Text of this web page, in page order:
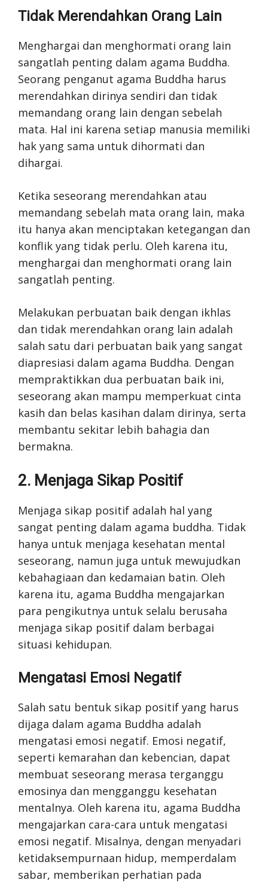
Tidak Merendahkan Orang Lain
Menghargai dan menghormati orang lain
sangatlah penting dalam agama Buddha.
Seorang penganut agama Buddha harus
merendahkan dirinya sendiri dan tidak
memandang orang lain dengan sebelah
mata. Hal ini karena setiap manusia memiliki
hak yang sama untuk dihormati dan
dihargai.
Ketika seseorang merendahkan atau
memandang sebelah mata orang lain, maka
itu hanya akan menciptakan ketegangan dan
konflik yang tidak perlu. Oleh karena itu,
menghargai dan menghormati orang lain
sangatlah penting.
Melakukan perbuatan baik dengan ikhlas
dan tidak merendahkan orang lain adalah
salah satu dari perbuatan baik yang sangat
diapresiasi dalam agama Buddha. Dengan
mempraktikkan dua perbuatan baik ini,
seseorang akan mampu memperkuat cinta
kasih dan belas kasihan dalam dirinya, serta
membantu sekitar lebih bahagia dan
bermakna.
2. Menjaga Sikap Positif
Menjaga sikap positif adalah hal yang
sangat penting dalam agama buddha. Tidak
hanya untuk menjaga kesehatan mental
seseorang, namun juga untuk mewujudkan
kebahagiaan dan kedamaian batin. Oleh
karena itu, agama Buddha mengajarkan
para pengikutnya untuk selalu berusaha
menjaga sikap positif dalam berbagai
situasi kehidupan.
Mengatasi Emosi Negatif
Salah satu bentuk sikap positif yang harus
dijaga dalam agama Buddha adalah
mengatasi emosi negatif. Emosi negatif,
seperti kemarahan dan kebencian, dapat
membuat seseorang merasa terganggu
emosinya dan mengganggu kesehatan
mentalnya. Oleh karena itu, agama Buddha
mengajarkan cara-cara untuk mengatasi
emosi negatif. Misalnya, dengan menyadari
ketidaksempurnaan hidup, memperdalam
sabar, memberikan perhatian pada